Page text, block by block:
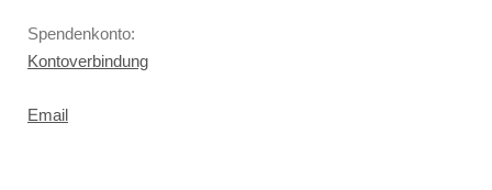
Spendenkonto:
Kontoverbindung
Email